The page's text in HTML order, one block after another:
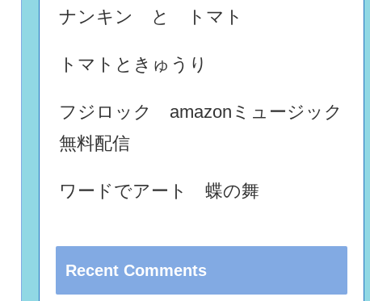
ナンキン と トマト
トマトときゅうり
フジロック amazonミュージック
無料配信
ワードでアート 蝶の舞
Recent Comments